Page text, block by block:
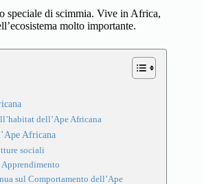
speciale di scimmia. Vive in Africa,
molto importante.
dell’Ape Africana
Africana
sociali
Apprendimento
sul Comportamento dell’Ape